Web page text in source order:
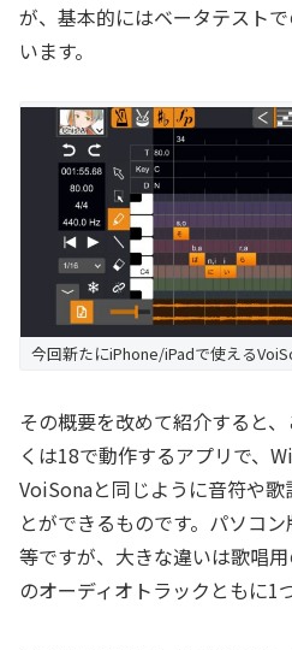
が、基本的にはベータテスト
います。
今回新たにiPhone/iPadで使える
その概要を改めて紹介すると
くは18で動作するアプリで、
VoiSonaと同じように音符や
とができるものです。パソコ
等ですが、大きな違いは歌唱
のオーディオトラックともに1